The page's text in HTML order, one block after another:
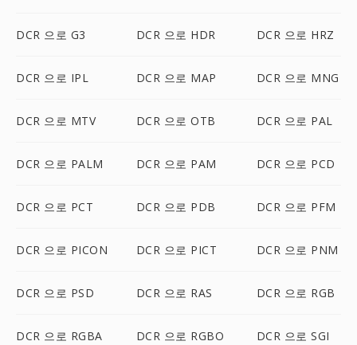
DCR 으로 G3 DCR 으로 HDR DCR 으로 HRZ
DCR 으로 IPL DCR 으로 MAP DCR 으로 MNG
DCR 으로 MTV DCR 으로 OTB DCR 으로 PAL
DCR 으로 PALM DCR 으로 PAM DCR 으로 PCD
DCR 으로 PCT DCR 으로 PDB DCR 으로 PFM
DCR 으로 PICON DCR 으로 PICT DCR 으로 PNM
DCR 으로 PSD DCR 으로 RAS DCR 으로 RGB
DCR 으로 RGBA DCR 으로 RGBO DCR 으로 SGI